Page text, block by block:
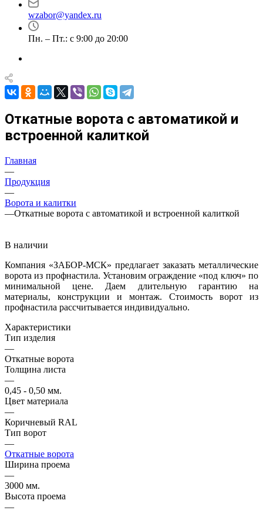
wzabor@yandex.ru
Пн. – Пт.: с 9:00 до 20:00
Откатные ворота с автоматикой и
встроенной калиткой
Главная
—
Продукция
—
Ворота и калитки
—Откатные ворота с автоматикой и встроенной калиткой
В наличии
Компания «ЗАБОР-МСК» предлагает заказать металлические
ворота из профнастила. Установим ограждение «под ключ» по
минимальной цене. Даем длительную гарантию на
материалы, конструкции и монтаж. Стоимость ворот из
профнастила рассчитывается индивидуально.
Характеристики
Тип изделия
—
Откатные ворота
Толщина листа
—
0,45 - 0,50 мм.
Цвет материала
—
Коричневый RAL
Тип ворот
—
Откатные ворота
Ширина проема
—
3000 мм.
Высота проема
—